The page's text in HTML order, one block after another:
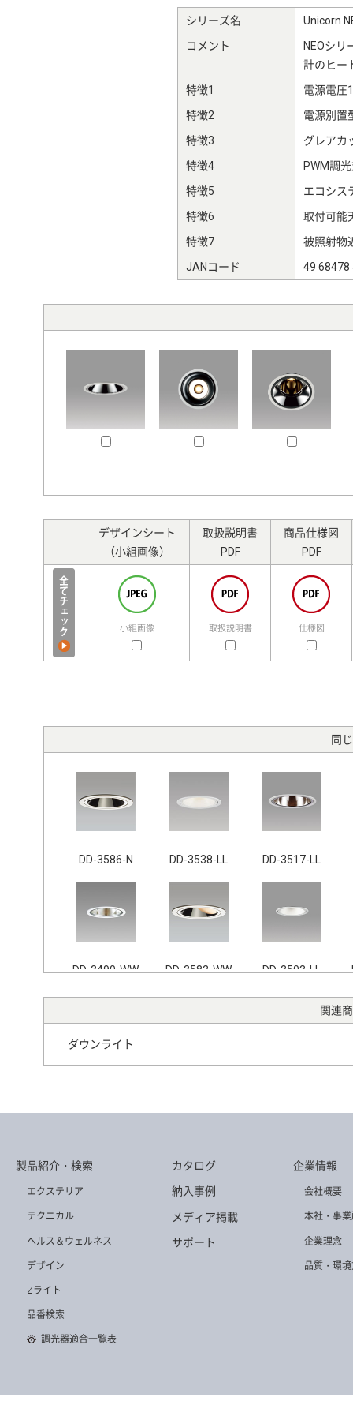
シリーズ名
Unicorn
コメント
NEOシ
計のヒー
特徴1
電源電圧
特徴2
電源別置
特徴3
グレアカ
特徴4
PWM調
特徴5
エコシス
特徴6
取付可能
特徴7
被照射物
JANコード
49 68478
デザインシート
（小組画像）
取扱説明書
PDF
商品仕様図
PDF
小組画像 取扱説明書 仕様図
同
DD-3586-N DD-3538-LL DD-3517-LL
DD-3490-WW DD-3582-WW DD-3503-LL
DD-3508-LL DD-3494-N DD-3507-L
関連
ダウンライト
製品紹介・検索
エクステリア
テクニカル
ヘルス＆ウェルネス
デザイン
Zライト
品番検索
調光器適合一覧表
カタログ
納入事例
メディア掲載
サポート
企業情報
会社概要
本社・事
企業理念
品質・環